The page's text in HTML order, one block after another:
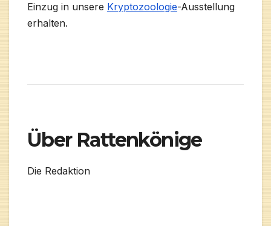
Einzug in unsere Kryptozoologie-Ausstellung
erhalten.
Über Rattenkönige
Die Redaktion